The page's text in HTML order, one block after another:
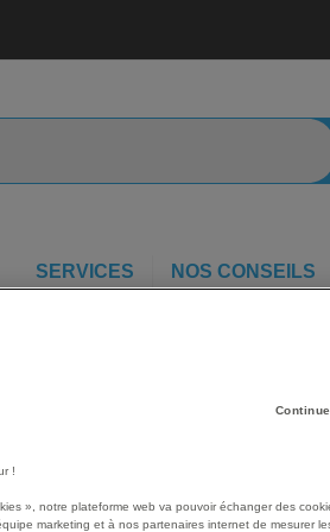
SERVICES NOS CONSEILS
Détecteur et affichage du
Contrôle automatique de
!
», notre plateforme web va pouvoir échanger des
marketing et à nos partenaires internet de mesurer